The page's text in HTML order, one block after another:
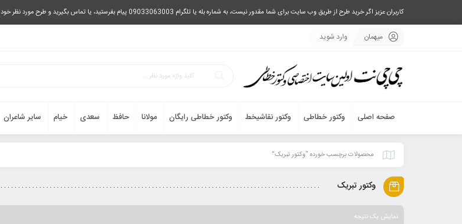
کاربران عزیز اگر خرید طرح از طریق وب سایت برای شما مقدور نیست، به شماره بله یا تلگرام 09033063003 پیام بفرستید، یا تماس بگیرید و طرح مورد نظر خود را دریافت نمایید.
میهمان وارد شوید
صفحه اصلی وکتور خطاطی وکتور نقاشیخط وکتور خطاطی رایگان مولانا حافظ سعدی خیام سایر شاعران
محصولات برچسب خورده “وکتور تبریک”
وکتور تبریک
نمایش یک نتیجه